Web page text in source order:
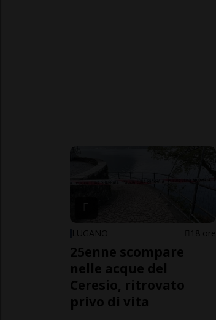
LUGANO 18 ore
25enne scompare
nelle acque del
Ceresio, ritrovato
privo di vita